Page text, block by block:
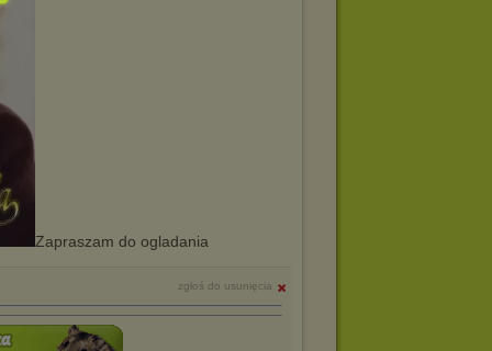
Zapraszam do ogladania
zgłoś do usunięcia